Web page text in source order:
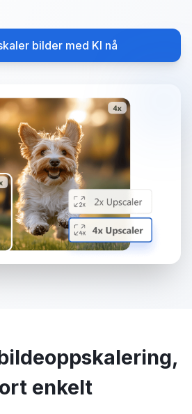
bilder med KI nå
enkelt